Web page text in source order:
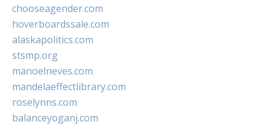
chooseagender.com
hoverboardssale.com
alaskapolitics.com
stsmp.org
manoelneves.com
mandelaeffectlibrary.com
roselynns.com
balanceyoganj.com